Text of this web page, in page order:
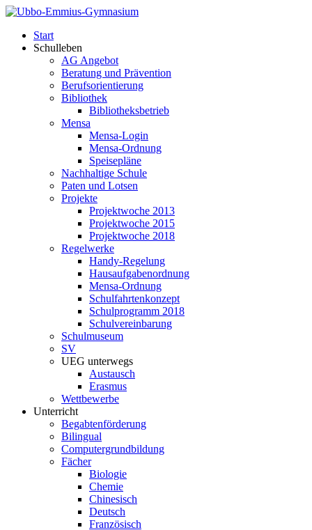
Start
Schulleben
AG Angebot
Beratung und Prävention
Berufsorientierung
Bibliothek
Bibliotheksbetrieb
Mensa
Mensa-Login
Mensa-Ordnung
Speisepläne
Nachhaltige Schule
Paten und Lotsen
Projekte
Projektwoche 2013
Projektwoche 2015
Projektwoche 2018
Regelwerke
Handy-Regelung
Hausaufgabenordnung
Mensa-Ordnung
Schulfahrtenkonzept
Schulprogramm 2018
Schulvereinbarung
Schulmuseum
SV
UEG unterwegs
Austausch
Erasmus
Wettbewerbe
Unterricht
Begabtenförderung
Bilingual
Computergrundbildung
Fächer
Biologie
Chemie
Chinesisch
Deutsch
Französisch